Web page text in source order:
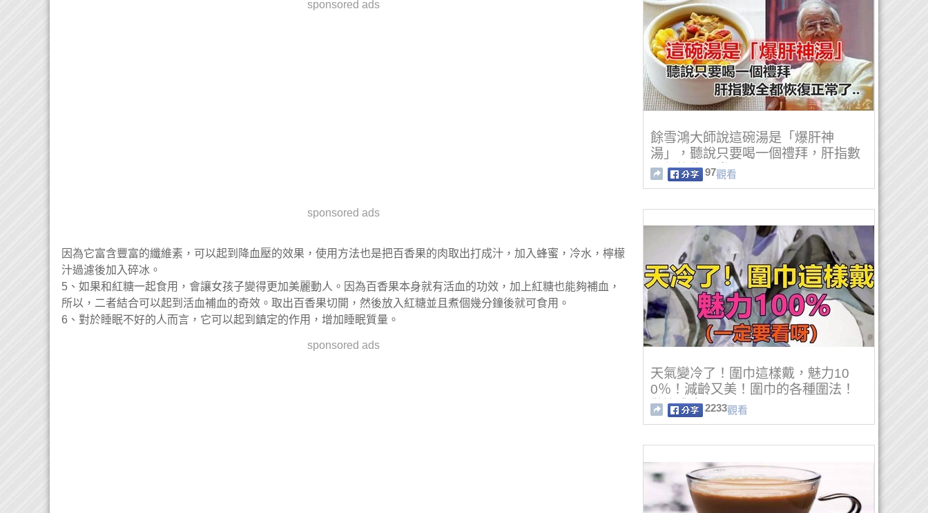
sponsored ads
sponsored ads
因為它富含豐富的纖維素，可以起到降血壓的效果，使用方法也是把百香果的肉取出打成汁，加入蜂蜜，冷水，檸檬
汁過濾後加入碎冰。
5、如果和紅糖一起食用，會讓女孩子變得更加美麗動人。因為百香果本身​​就有活血的功效，加上紅糖也能夠補血，
所以，二者結合可以起到活血補血的奇效。取出百香果切開，然後放入紅糖並且煮個幾分鐘後就可食用。
6、對於睡眠不好的人而言，它可以起到鎮定的作用，增加睡眠質量。
sponsored ads
餘雪鴻大師說這碗湯是「爆肝神
湯」，聽說只要喝一個禮拜，肝指數
全都恢復正常了..
97觀看
天氣變冷了！圍巾這樣戴，魅力10
0％！減齡又美！圍巾的各種圍法！
歡迎分享！2233觀看